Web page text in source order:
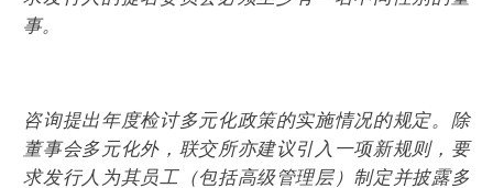
事。
咨询提出年度检讨多元化政策的实施情况的规定。除
董事会多元化外，联交所亦建议引入一项新规则，要
求发行人为其员工（包括高级管理层）制定并披露多